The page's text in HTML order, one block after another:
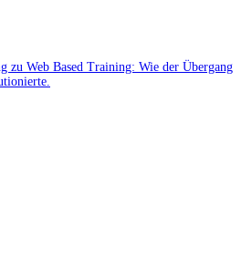
zu Web Based Training: Wie der Übergang